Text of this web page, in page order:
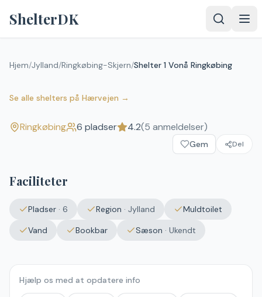
ShelterDK
Hjem/Jylland/Ringkøbing-Skjern/Shelter 1 Vonå Ringkøbing
Se alle shelters på Hærvejen →
Shelter 1 Vonå Ringkøbing
4.2 5 anmeldelser)
Ringkøbing 6 pladser 4.2(5 anmeldelser)
Gem Del
Faciliteter
Pladser · 6 Region · Jylland
Muldtoilet
Vand
Bookbar Sæson · Ukendt
Hjælp os med at opdatere info